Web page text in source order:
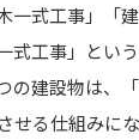
一式工事」「
式工事」とい
の建設物は、
せる仕組みに